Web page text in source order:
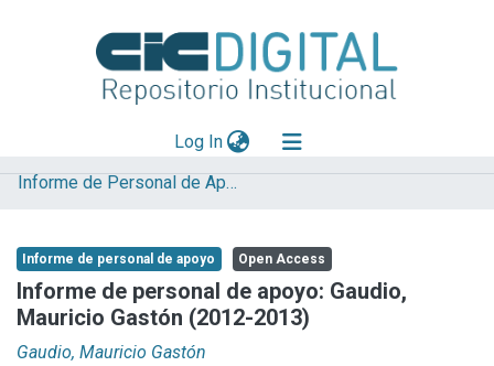
Log In(current)
Explorar
Aportar material
Statistics
Informe de Personal de Apoyo
Informe de personal de apoyo Open Access
Informe de personal de apoyo: Gaudio,
Mauricio Gastón (2012-2013)
Gaudio, Mauricio Gastón